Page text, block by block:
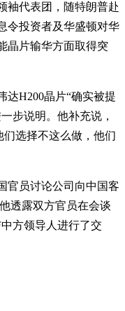
袖代表团，随特朗普赴
令投资者及华盛顿对华
晶片输华方面取得突
达H200晶片“确实被提
步说明。他补充说，
们选择不这么做，他们
官员讨论公司向中国客
透露双方官员在会谈
方领导人进行了交